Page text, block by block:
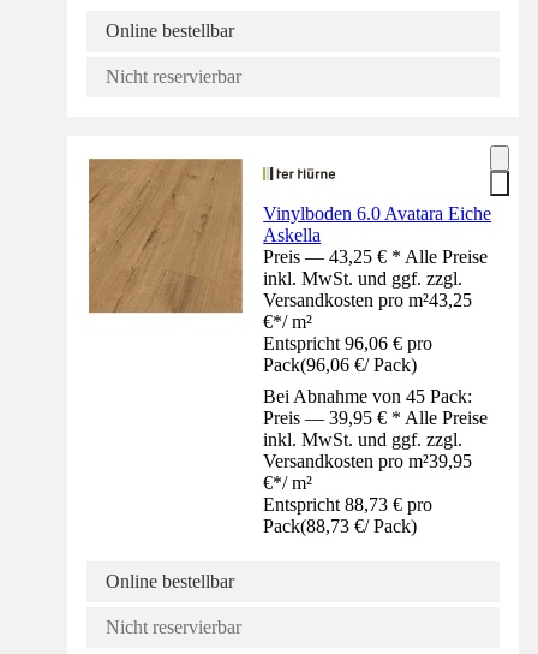
Online bestellbar
Nicht reservierbar
Vinylboden 6.0 Avatara Eiche
Askella
Preis — 43,25 € * Alle Preise
inkl. MwSt. und ggf. zzgl.
Versandkosten pro m²43,25
€*/ m²
Entspricht 96,06 € pro
Pack(96,06 €/ Pack)
Bei Abnahme von 45 Pack:
Preis — 39,95 € * Alle Preise
inkl. MwSt. und ggf. zzgl.
Versandkosten pro m²39,95
€*/ m²
Entspricht 88,73 € pro
Pack(88,73 €/ Pack)
Online bestellbar
Nicht reservierbar